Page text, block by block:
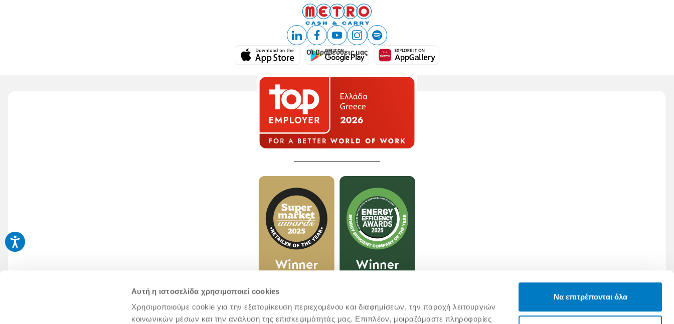
Αυτή η ιστοσελίδα χρησιμοποιεί cookies
Χρησιμοποιούμε cookie για την εξατομίκευση περιεχομένου και διαφημίσεων, την παροχή λειτουργιών
κοινωνικών μέσων και την ανάλυση της επισκεψιμότητάς μας. Επιπλέον, μοιραζόμαστε πληροφορίες
Να επιτρέπονται όλα
Οι Βραβεύσεις μας